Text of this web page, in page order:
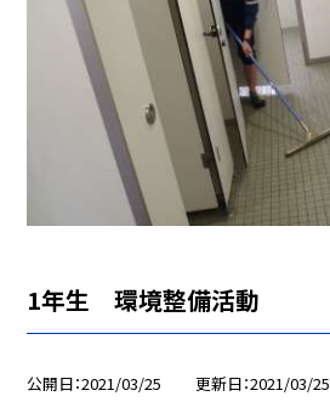
1年生 環境整備活動
公開日 2021/03/25 更新日 2021/03/25